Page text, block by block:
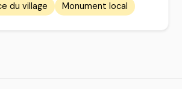
du village Monument local